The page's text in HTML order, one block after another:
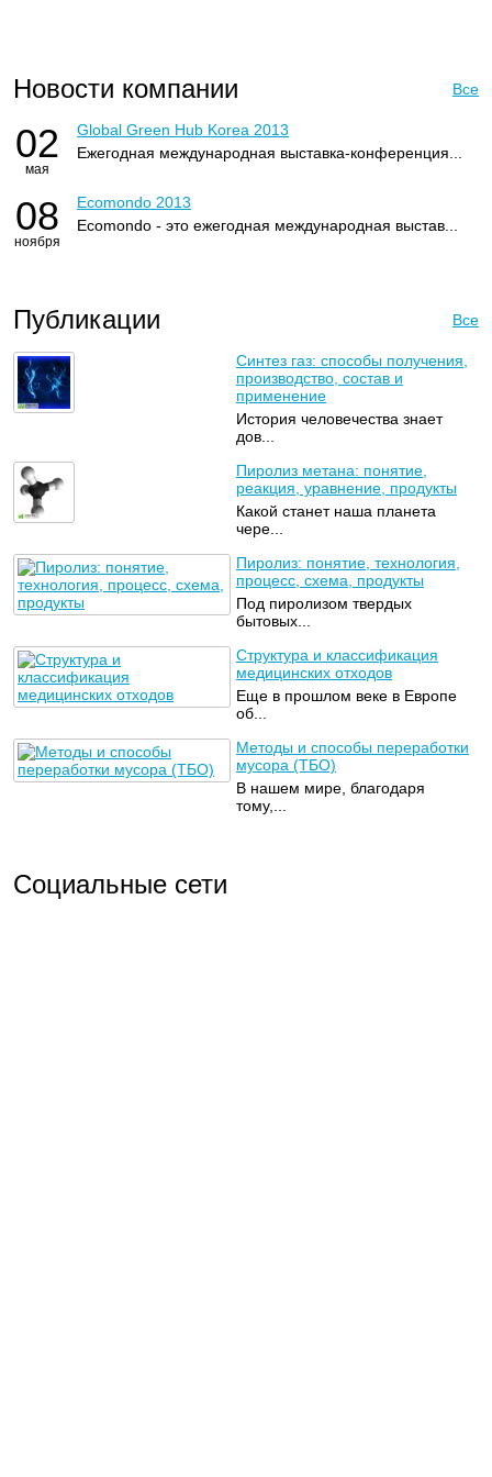
Все
Новости компании
02
мая
Global Green Hub Korea 2013
Ежегодная международная выставка-конференция...
08
ноября
Ecomondo 2013
Ecomondo - это ежегодная международная выстав...
Все
Публикации
Синтез газ: способы получения,
производство, состав и
применение
История человечества знает
дов...
Пиролиз метана: понятие,
реакция, уравнение, продукты
Какой станет наша планета
чере...
Пиролиз: понятие, технология,
процесс, схема, продукты
Под пиролизом твердых
бытовых...
Структура и классификация
медицинских отходов
Еще в прошлом веке в Европе
об...
Методы и способы переработки
мусора (ТБО)
В нашем мире, благодаря
тому,...
Социальные сети